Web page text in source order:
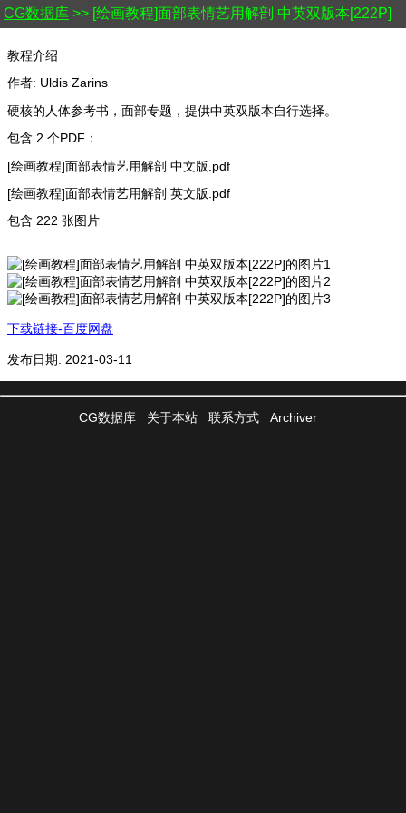
CG数据库 >> [绘画教程]面部表情艺用解剖 中英双版本[222P]
教程介绍
作者: Uldis Zarins
硬核的人体参考书，面部专题，提供中英双版本自行选择。
包含 2 个PDF：
[绘画教程]面部表情艺用解剖 中文版.pdf
[绘画教程]面部表情艺用解剖 英文版.pdf
包含 222 张图片
下载链接-百度网盘
发布日期: 2021-03-11
CG数据库 关于本站 联系方式 Archiver